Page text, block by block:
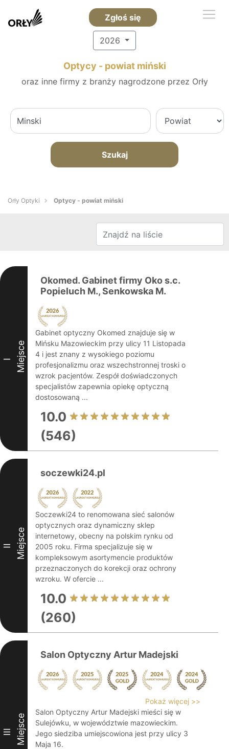
Zgłoś się
2026
Optycy - powiat miński
oraz inne firmy z branży nagrodzone przez Orły
Szukaj
Orły Optyki Optycy - powiat miński
I Miejsce
Okomed. Gabinet firmy Oko s.c.
Popieluch M., Senkowska M.
Gabinet optyczny Okomed znajduje się w
Mińsku Mazowieckim przy ulicy 11 Listopada
4 i jest znany z wysokiego poziomu
profesjonalizmu oraz wszechstronnej troski o
wzrok pacjentów. Zespół doświadczonych
specjalistów zapewnia opiekę optyczną
dostosowaną ...
10.0
(546)
II Miejsce
soczewki24.pl
Soczewki24 to renomowana sieć salonów
optycznych oraz dynamiczny sklep
internetowy, obecny na polskim rynku od
2005 roku. Firma specjalizuje się w
kompleksowym asortymencie produktów
przeznaczonych do korekcji oraz ochrony
wzroku. W ofercie ...
10.0
(260)
III Miejsce
Salon Optyczny Artur Madejski
Pokaż więcej >>
Salon Optyczny Artur Madejski mieści się w
Sulejówku, w województwie mazowieckim.
Jego siedziba umiejscowiona jest przy ulicy 3
Maja 16.